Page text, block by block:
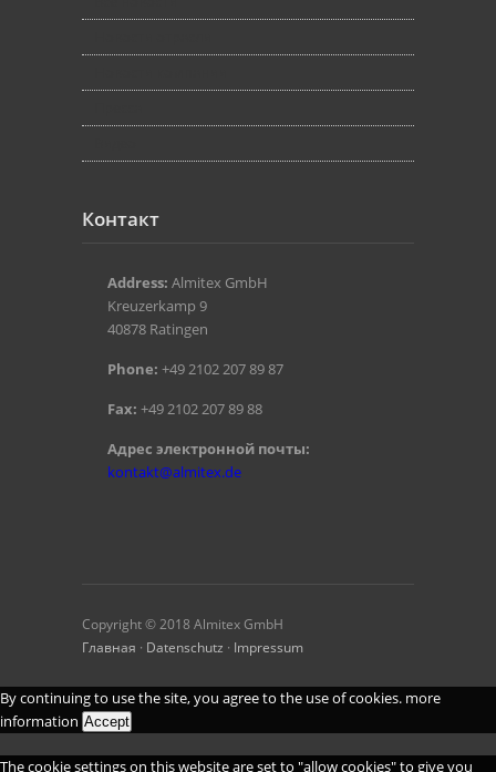
Контакт
Address: Almitex GmbH
Kreuzerkamp 9
40878 Ratingen
Phone: +49 2102 207 89 87
Fax: +49 2102 207 89 88
Aдрес электронной почты:
kontakt@almitex.de
Copyright © 2018 Almitex GmbH
Главная · Datenschutz · Impressum
By continuing to use the site, you agree to the use of cookies. more
information Accept
The cookie settings on this website are set to "allow cookies" to give you